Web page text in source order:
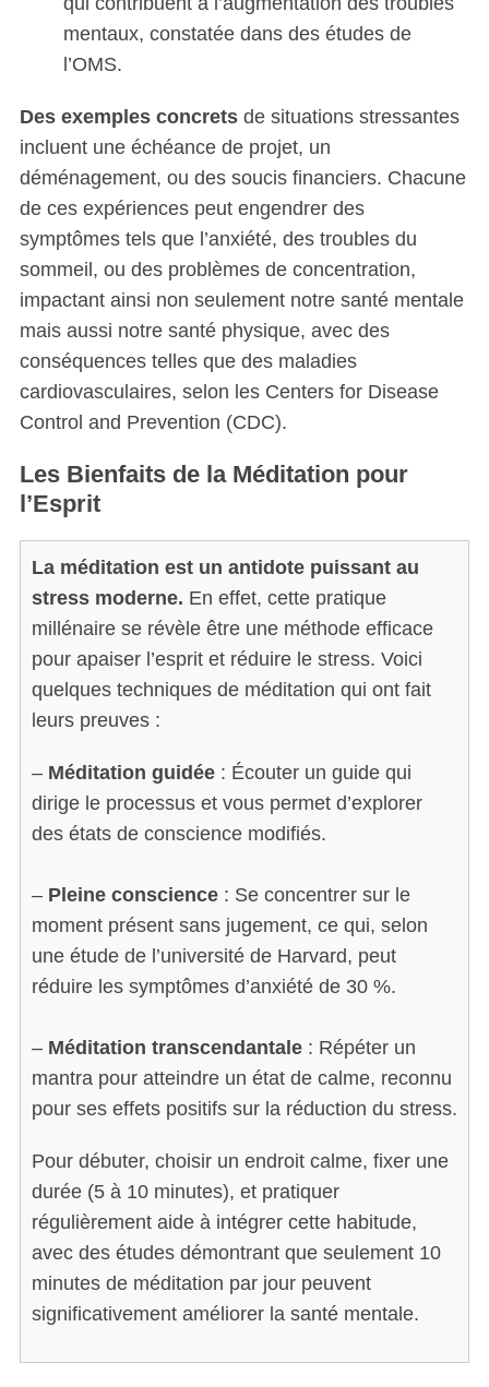
mentaux, constatée dans des études de
l’OMS.
Des exemples concretsde situations stressantes
incluent une échéance de projet, un
déménagement, ou des soucis financiers. Chacune
de ces expériences peut engendrer des
symptômes tels que l’anxiété, des troubles du
sommeil, ou des problèmes de concentration,
impactant ainsi non seulement notre santé mentale
mais aussi notre santé physique, avec des
conséquences telles que des maladies
cardiovasculaires, selon les Centers for Disease
Control and Prevention (CDC).
Les Bienfaits de la Méditation pour
l’Esprit
La méditation est un antidote puissant au
stress moderne. En effet, cette pratique
millénaire se révèle être une méthode efficace
pour apaiser l’esprit et réduire le stress. Voici
quelques techniques de méditation qui ont fait
leurs preuves :
– Méditation guidée: Écouter un guide qui
dirige le processus et vous permet d’explorer
des états de conscience modifiés.
– Pleine conscience: Se concentrer sur le
moment présent sans jugement, ce qui, selon
une étude de l’université de Harvard, peut
réduire les symptômes d’anxiété de 30 %.
– Méditation transcendantale: Répéter un
mantra pour atteindre un état de calme, reconnu
pour ses effets positifs sur la réduction du stress.
Pour débuter, choisir un endroit calme, fixer une
durée (5 à 10 minutes), et pratiquer
régulièrement aide à intégrer cette habitude,
avec des études démontrant que seulement 10
minutes de méditation par jour peuvent
significativement améliorer la santé mentale.